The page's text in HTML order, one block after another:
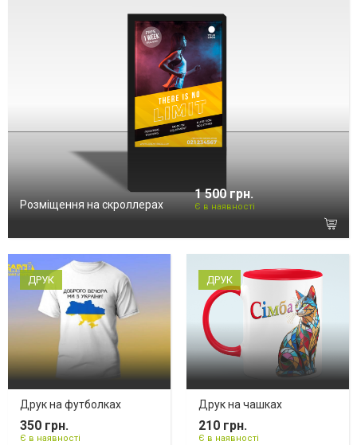
Розміщення на скроллерах
1 500 грн.
Є в наявності
ДРУК
Друк на футболках
350 грн.
Є в наявності
ДРУК
Друк на чашках
210 грн.
Є в наявності